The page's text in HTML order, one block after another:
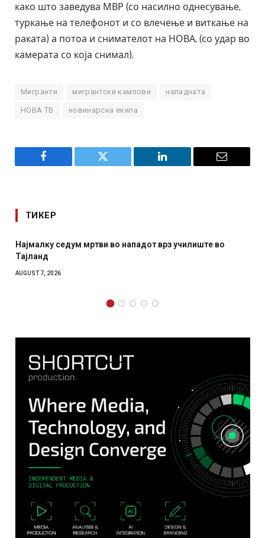
како што заведува МВР (со насилно однесување,
туркање на телефонот и со влечење и виткање на
раката) а потоа и снимателот на НОВА, (со удар во
камерата со која снимал).
Мигранти мигрантски кампови нападната
НОВА ТВ новинарска екипа
Facebook Twitter LinkedIn Email
ТИКЕР
Најмалку седум мртви во нападот врз училиште во
Тајланд
AUGUST 7, 2026